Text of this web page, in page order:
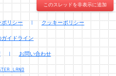
このスレッドを非表示に追加
ポリシー | クッキーポリシー
ガイドライン
| お問い合わせ